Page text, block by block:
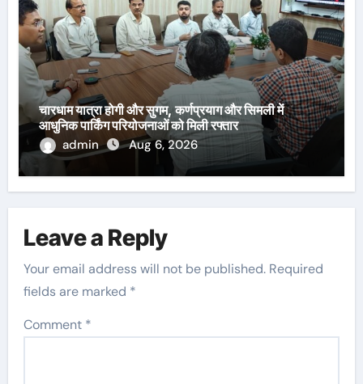
चारधाम यात्रा होगी और सुगम, कर्णप्रयाग और सिमली में
आधुनिक पार्किंग परियोजनाओं को मिली रफ्तार
admin
Aug 6, 2026
Leave a Reply
Your email address will not be published. Required
fields are marked *
Comment *